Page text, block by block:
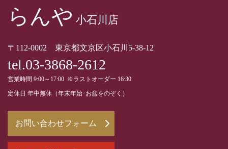
らんや 小石川店
〒112-0002 東京都文京区小石川5-38-12
tel.03-3868-2612
営業時間 9:00～17:00 ※ラストオーダー 16:30
定休日 年中無休（年末年始･お盆をのぞく）
お問い合わせフォーム